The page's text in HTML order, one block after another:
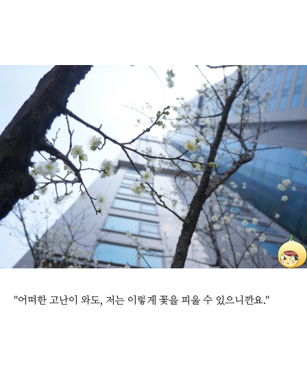
"어떠한 고난이 와도, 저는 이렇게 꽃을 피울 수 있으니깐요."